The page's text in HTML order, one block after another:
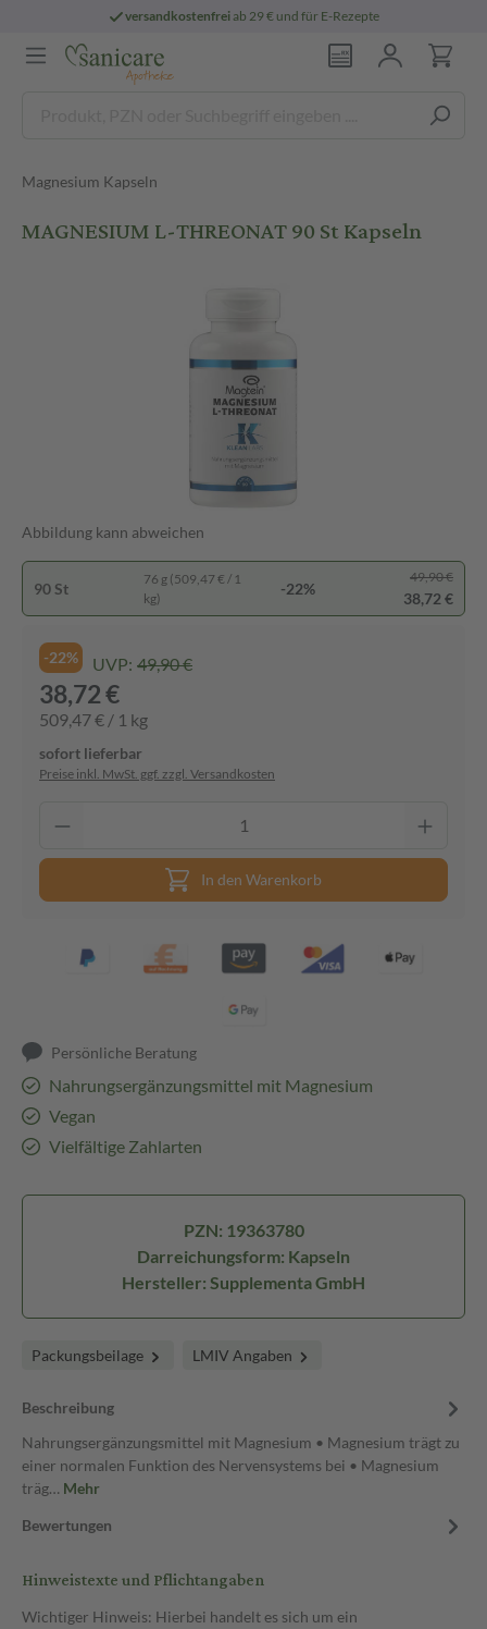
versandkostenfreiab 29 € und für E-Rezepte
Magnesium Kapseln
MAGNESIUM L-THREONAT 90 St Kapseln
Abbildung kann abweichen
90 St
76 g (509,47 € / 1
kg)
-22%
49,90 €
38,72 €
-22% UVP: 49,90 €
38,72 €
509,47 € / 1 kg
sofort lieferbar
Preise inkl. MwSt. ggf. zzgl. Versandkosten
In den Warenkorb
Persönliche Beratung
Nahrungsergänzungsmittel mit Magnesium
Vegan
Vielfältige Zahlarten
PZN: 19363780
Darreichungsform: Kapseln
Hersteller: Supplementa GmbH
Packungsbeilage LMIV Angaben
Beschreibung
Nahrungsergänzungsmittel mit Magnesium • Magnesium trägt zu
einer normalen Funktion des Nervensystems bei • Magnesium
träg… Mehr
Bewertungen
Hinweistexte und Pflichtangaben
Wichtiger Hinweis: Hierbei handelt es sich um ein